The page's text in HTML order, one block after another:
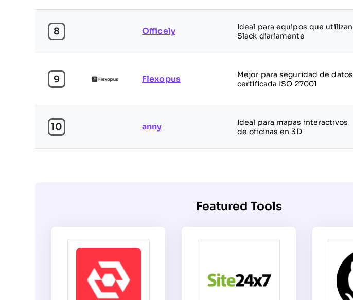
8 Officely
Ideal para equipos que utilizan
Slack diariamente
9 Flexopus
Mejor para seguridad de datos
certificada ISO 27001
10 anny
Ideal para mapas interactivos
de oficinas en 3D
Featured Tools